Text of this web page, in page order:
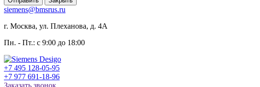
siemens@bmsrus.ru
г. Москва, ул. Плеханова, д. 4А
Пн. - Пт.: c 9:00 до 18:00
+7 495 128-05-95
+7 977 691-18-96